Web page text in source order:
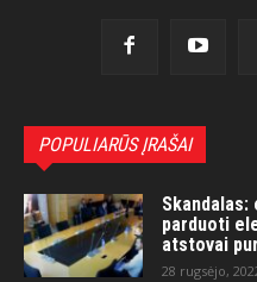
POPULIARŪS ĮRAŠAI
parduoti
atstovai
28 rugsėjo,